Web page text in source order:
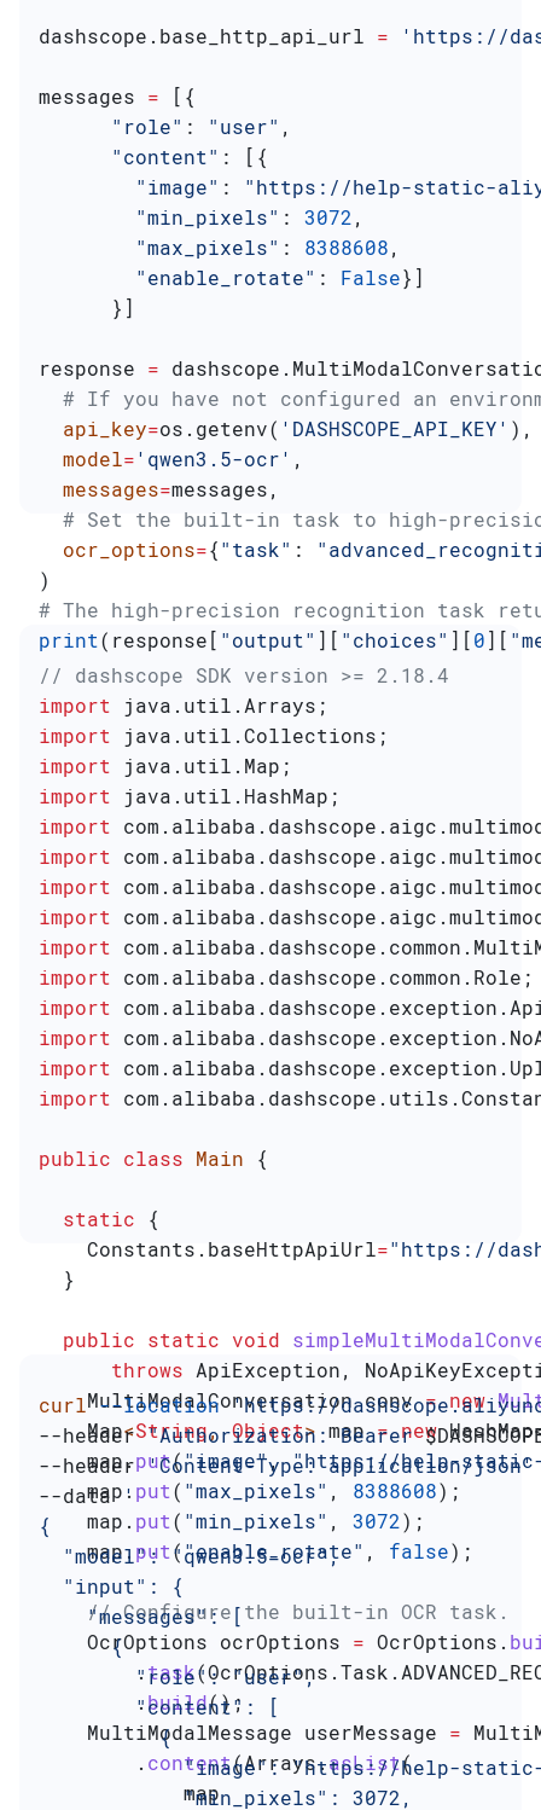
dashscope.base_http_api_url = 'https://
messages = [{
      "role"
: "user" ,
      "content"
: [{
        "image"
: "https://help-static-
        "min_pixels"
: 3072 ,
        "max_pixels"
: 8388608,
        "enable_rotate"
: False}]
      }]
response =
# If you have not configured an
  api_key
=os.getenv( 'DASHSCOPE_API_KEY' ),
  model
='qwen3.5-ocr' ,
  messages
=messages,
# Set the built-in task to high-
  ocr_options
={"task" :
)
# The high-precision recognition task
print(response[ "output" ][ "choices" ][0][
// dashscope SDK version >= 2.18.4
import java.util.Arrays;
import java.util.Collections;
import java.util.Map;
import java.util.HashMap;
import
import
import
import
import
import com.alibaba.dashscope.common.Role;
import
import
import
import
public class Main {
  static
{
    Constants
. baseHttpApiUrl="https://
  }
  public
static void
      throws
ApiException,
    MultiModalConversation
conv = new
    Map
<String, Object> map = new HashMap
    map
.put("image", "https://help-static-
    map
. put( "max_pixels" , 8388608);
    map
. put( "min_pixels" , 3072);
    map
. put("enable_rotate" , false);
    // Configure the built-in OCR task.
    OcrOptions
ocrOptions = OcrOptions .
        .
task(OcrOptions .Task .
        .
build();
    MultiModalMessage
userMessage =
        .
content(Arrays.asList(
            map
curl --location 'https://
--header "Authorization: Bearer
--header 'Content-Type: application/json'
--data '
{
  "model": "qwen3.5-ocr",
  "input": {
    "messages": [
      {
        "role": "user",
        "content": [
          {
"image": "https://help-
            "min_pixels": 3072,